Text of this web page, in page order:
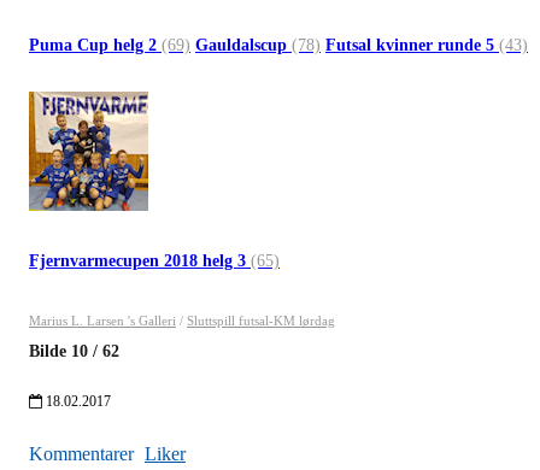
Puma Cup helg 2 (69) Gauldalscup (78) Futsal kvinner runde 5 (43)
Fjernvarmecupen 2018 helg 3 (65)
Marius L. Larsen 's Galleri / Sluttspill futsal-KM lørdag
Bilde 10 / 62
18.02.2017
Kommentarer Liker